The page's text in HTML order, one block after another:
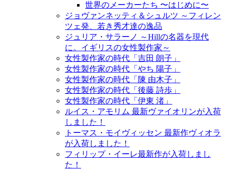
世界のメーカーたち 〜はじめに〜
ジョヴァンネッティ＆シュルツ ～フィレン
ツェ発、若き秀才達の逸品
ジュリア・サラーノ ～Hillの名器を現代
に。イギリスの女性製作家～
女性製作家の時代「吉田 朗子」
女性製作家の時代「やち 陽子」
女性製作家の時代「陳 由木子」
女性製作家の時代「後藤 詩歩」
女性製作家の時代「伊東 渚」
ルイス・アモリム 最新ヴァイオリンが入荷
しました！
トーマス・モイヴィッセン 最新作ヴィオラ
が入荷しました！
フィリップ・イーレ最新作が入荷しまし
た！